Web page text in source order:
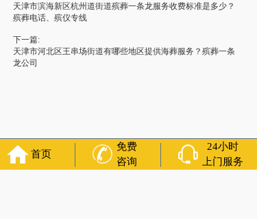
天津市滨海新区杭州道街道殡葬一条龙服务收费标准是多少？
殡葬电话、殡仪专线
下一篇:
天津市河北区王串场街道有哪些地区提供海葬服务？殡葬一条
龙公司
友情链接： 苏州丧葬公司 石家庄殡葬一条龙长沙殡
首页
免费
咨询
24小时
上门服务